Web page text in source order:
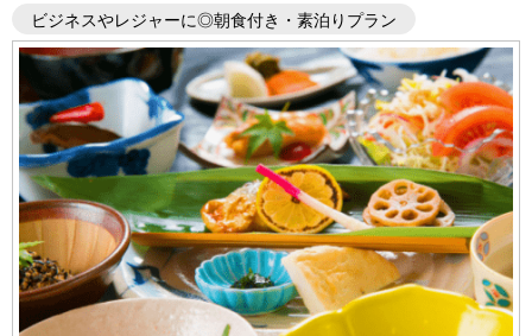
ビジネスやレジャーに◎朝食付き・素泊りプラン